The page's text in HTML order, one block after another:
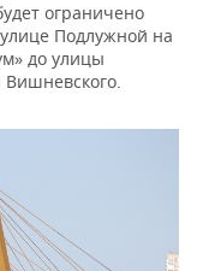
ограничено
Подлужной на
до улицы
Вишневского.